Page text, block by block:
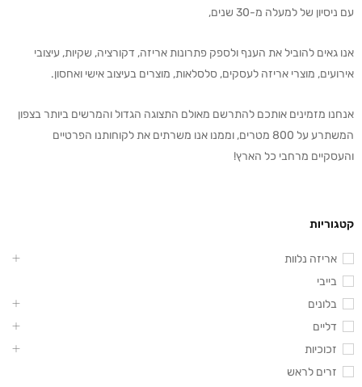
עם ניסיון של למעלה מ-30 שנים,
אנו גאים להוביל את הענף ולספק פתרונות אריזה, דקורציה, שקיות, עיצובי
אירועים, מוצרי אריזה לעסקים, סלסלאות, מוצרים בעיצוב אישי ואחסון.
אנחנו מזמינים אותכם להתרשם מאולם התצוגה הגדול והמרשים ביותר בצפון
המשתרע על 800 מטרים, וממנו אנו משרתים את לקוחותנו הפרטיים
והעסקיים מרחבי כל הארץ!
קטגוריות
אריזה נלוות
בייבי
בלונים
דליים
זכוכיות
זרים לראש